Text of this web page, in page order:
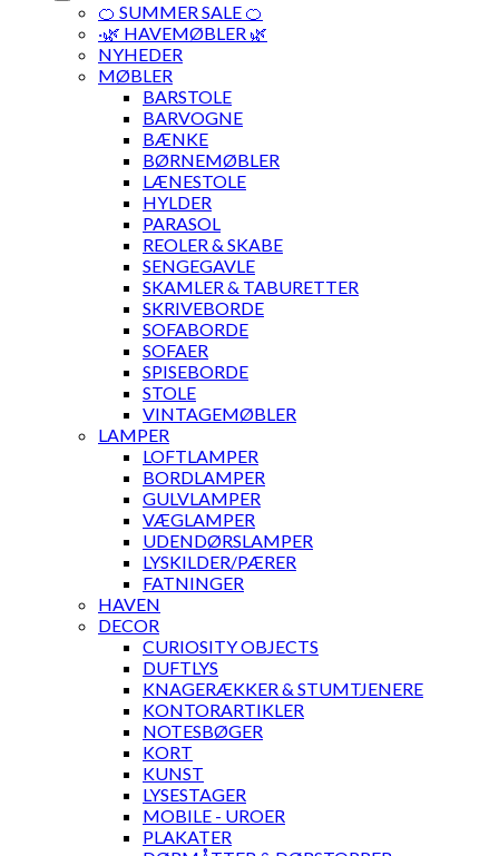
🍊 SUMMER SALE 🍊
·🌿 HAVEMØBLER 🌿
NYHEDER
MØBLER
BARSTOLE
BARVOGNE
BÆNKE
BØRNEMØBLER
LÆNESTOLE
HYLDER
PARASOL
REOLER & SKABE
SENGEGAVLE
SKAMLER & TABURETTER
SKRIVEBORDE
SOFABORDE
SOFAER
SPISEBORDE
STOLE
VINTAGEMØBLER
LAMPER
LOFTLAMPER
BORDLAMPER
GULVLAMPER
VÆGLAMPER
UDENDØRSLAMPER
LYSKILDER/PÆRER
FATNINGER
HAVEN
DECOR
CURIOSITY OBJECTS
DUFTLYS
KNAGERÆKKER & STUMTJENERE
KONTORARTIKLER
NOTESBØGER
KORT
KUNST
LYSESTAGER
MOBILE - UROER
PLAKATER